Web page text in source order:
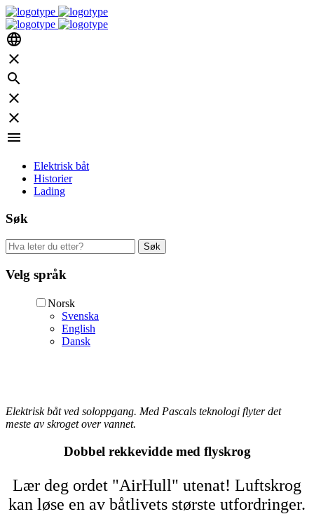
language
close
search
close
close
menu
Elektrisk båt
Historier
Lading
Søk
Søk
etter:
Velg språk
Norsk
Svenska
English
Dansk
Elektrisk båt ved soloppgang. Med Pascals teknologi flyter det
meste av skroget over vannet.
Dobbel rekkevidde med flyskrog
Lær deg ordet "AirHull" utenat! Luftskrog
kan løse en av båtlivets største utfordringer.